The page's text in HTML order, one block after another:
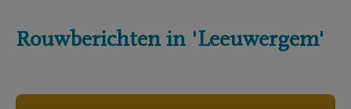
Rouwberichten in 'Leeuwergem'